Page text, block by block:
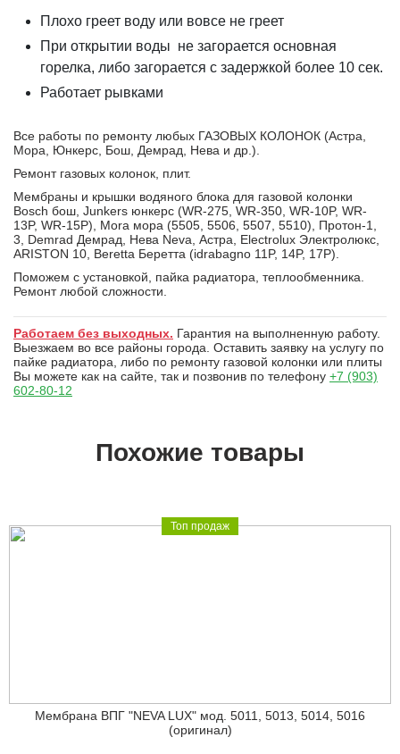
Плохо греет воду или вовсе не греет
При открытии воды не загорается основная
горелка, либо загорается с задержкой более 10 сек.
Работает рывками
Все работы по ремонту любых ГАЗОВЫХ КОЛОНОК (Астра,
Мора, Юнкерс, Бош, Демрад, Нева и др.).
Ремонт газовых колонок, плит.
Мембраны и крышки водяного блока для газовой колонки
Bosch бош, Junkers юнкерс (WR-275, WR-350, WR-10P, WR-
13P, WR-15P), Mora мора (5505, 5506, 5507, 5510), Протон-1,
3, Demrad Демрад, Нева Neva, Астра, Electrolux Электролюкс,
ARISTON 10, Beretta Беретта (idrabagno 11P, 14P, 17P).
Поможем с установкой, пайка радиатора, теплообменника.
Ремонт любой сложности.
Работаем без выходных. Гарантия на выполненную работу.
Выезжаем во все районы города. Оставить заявку на услугу по
пайке радиатора, либо по ремонту газовой колонки или плиты
Вы можете как на сайте, так и позвонив по телефону +7 (903)
602-80-12
Похожие товары
Топ продаж
Мембрана ВПГ "NEVA LUX" мод. 5011, 5013, 5014, 5016
(оригинал)